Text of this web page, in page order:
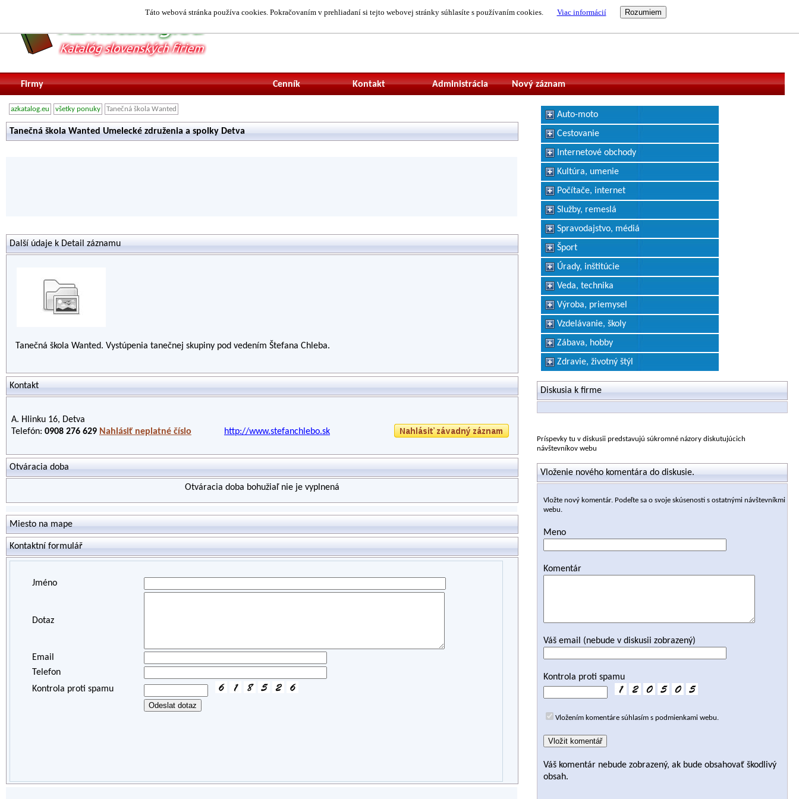
Táto webová stránka používa cookies. Pokračovaním v prehliadaní si tejto webovej stránky súhlasíte s používaním cookies. Viac informácií
Firmy Nový záznam
Administrácia
Kontakt
Cenník
azkatalog.eu všetky ponuky Tanečná škola Wanted
Tanečná škola Wanted Umelecké združenia a spolky Detva
Další údaje k Detail záznamu
Tanečná škola Wanted. Vystúpenia tanečnej skupiny pod vedením Štefana Chleba.
Kontakt
A. Hlinku 16, Detva
Telefón: 0908 276 629 Nahlásiť neplatné číslo http://www.stefanchlebo.sk
Otváracia doba
Otváracia doba bohužiaľ nie je vyplnená
Miesto na mape
Kontaktní formulář
Jméno
Dotaz
Email
Telefon
Kontrola proti spamu
Auto-moto
Cestovanie
Internetové obchody
Kultúra, umenie
Počítače, internet
Služby, remeslá
Spravodajstvo, médiá
Šport
Úrady, inštitúcie
Veda, technika
Výroba, priemysel
Vzdelávanie, školy
Zábava, hobby
Zdravie, životný štýl
Diskusia k firme
Príspevky tu v diskusii predstavujú súkromné názory diskutujúcich
návštevníkov webu
Vloženie nového komentára do diskusie.
Vložte nový komentár. Podeľte sa o svoje skúsenosti s ostatnými návštevníkmi
webu.
Meno
Komentár
Váš email (nebude v diskusii zobrazený)
Kontrola proti spamu
Vložením komentáre súhlasím s podmienkami webu.
Váš komentár nebude zobrazený, ak bude obsahovať škodlivý
obsah.